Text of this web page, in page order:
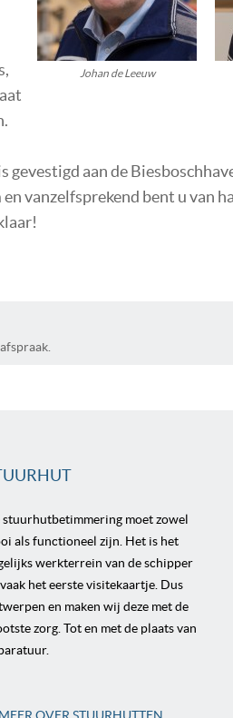
Johan de Leeuw
gevestigd aan de
vanzelfsprekend bent u van
stuurhutbetimmering moet zowel
als functioneel zijn. Het is het
werkterrein van de schipper
het eerste visitekaartje. Dus
en maken wij deze met de
zorg. Tot en met de plaats van